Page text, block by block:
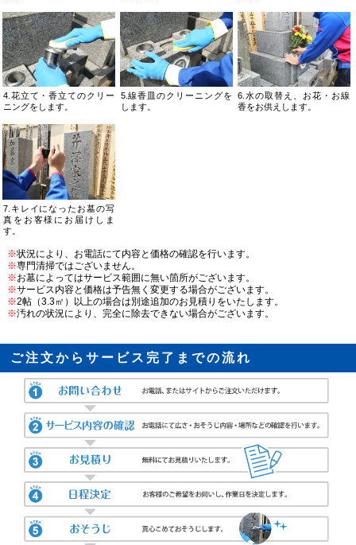
4.花立て・香立てのクリー
ニングをします。
5.線香皿のクリーニングを
します。
6.水の取替え、お花・お線
香をお供えします。
7.キレイになったお墓の写
真をお客様にお届けしま
す。
※状況により、お電話にて内容と価格の確認を行います。
※専門清掃ではございません。
※お墓によってはサービス範囲に無い箇所がございます。
※サービス内容と価格は予告無く変更する場合がございます。
※2帖（3.3㎡）以上の場合は別途追加のお見積りをいたします。
※汚れの状況により、完全に除去できない場合がございます。
ご注文からサービス完了までの流れ